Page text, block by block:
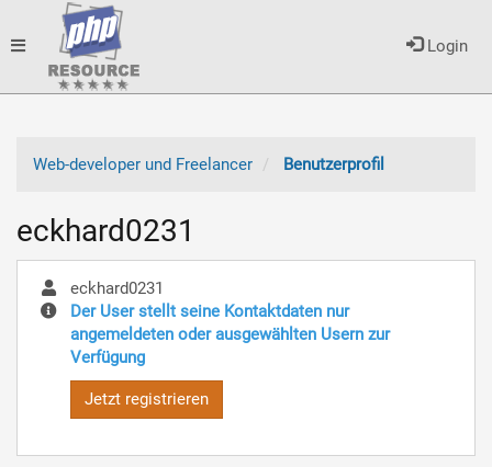
Login
Toggle
Web-developer und Freelancer
Benutzerprofil
eckhard0231
eckhard0231
Der User stellt seine Kontaktdaten nur
angemeldeten oder ausgewählten Usern zur
Verfügung
Jetzt registrieren